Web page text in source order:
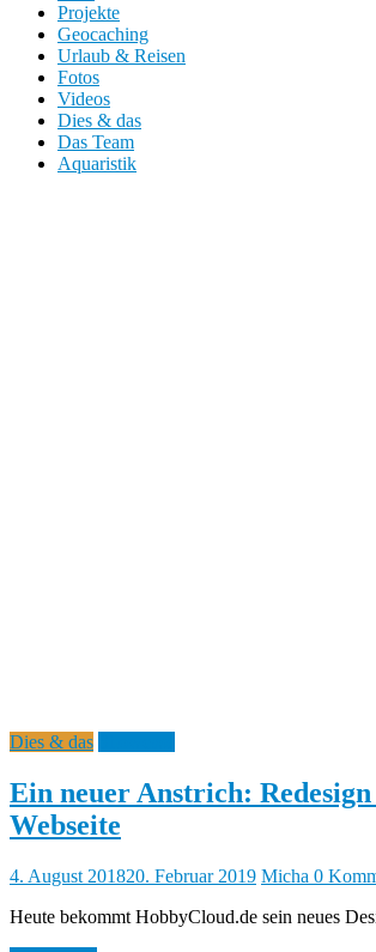
Projekte
Geocaching
Urlaub & Reisen
Fotos
Videos
Dies & das
Das Team
Aquaristik
Dies & das
Ein neuer Anstrich:
Webseite
4. August 201820. Februar 2019 Micha 0
Heute bekommt HobbyCloud.de sein neues